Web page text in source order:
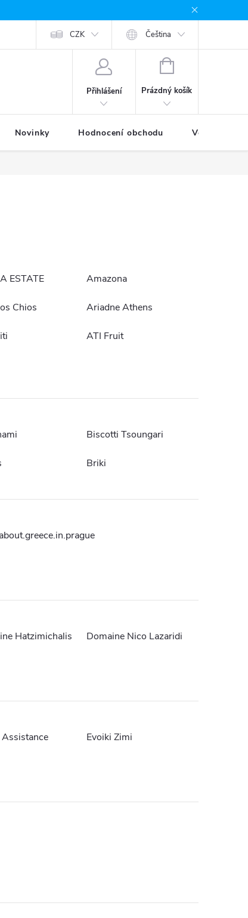
Provizní systém Moje objednávka
CZK Čeština
Přihlášení
NÁKUPNÍ
Prázdný košík
Novinky Hodnocení obchodu Věrnostní
ESTATE Amazona
Chios Ariadne Athens
ATI Fruit
Biscotti Tsoungari
Briki
Hatzimichalis Domaine Nico Lazaridi
Evoiki Zimi